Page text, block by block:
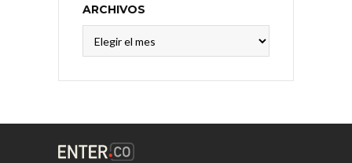
ARCHIVOS